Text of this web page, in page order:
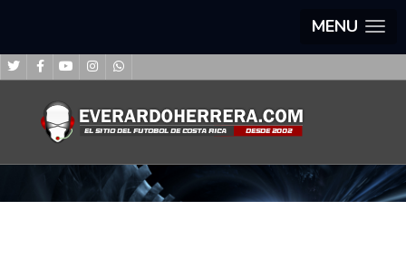
MENU